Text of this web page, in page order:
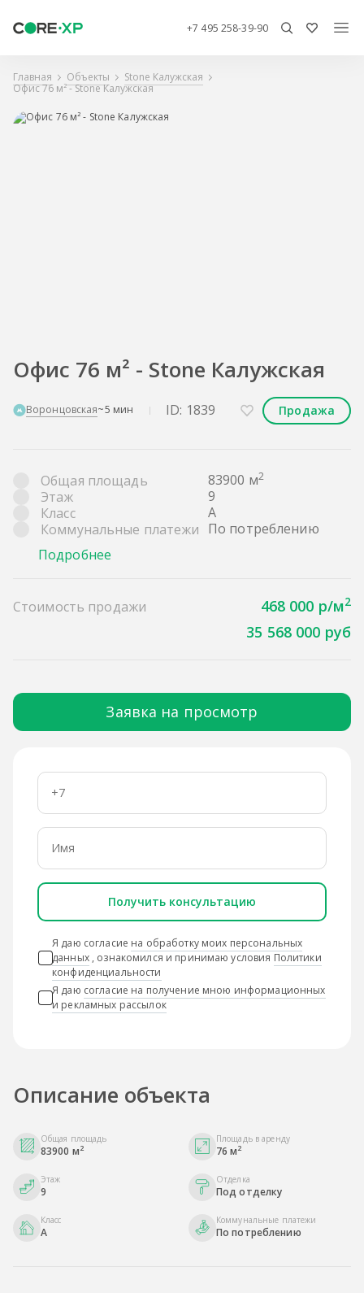
+7 495 258-39-90
Главная Объекты
Stone Калужская
Офис 76 м² - Stone Калужская
Офис 76 м² - Stone Калужская
Воронцовская~5 мин ID: 1839 Продажа
Общая площадь 83900 м2
Этаж
9
Класс
A
Коммунальные платежи По потреблению
Подробнее
Стоимость продажи 468 000 р/м2
35 568 000 руб
Заявка на просмотр
Получить консультацию
Я даю согласие на обработку моих персональных
данных, ознакомился и принимаю условия Политики
конфиденциальности
Я даю согласие на получение мною информационных
и рекламных рассылок
Описание объекта
Общая площадь
83900 м2
Площадь в аренду
76 м2
Этаж
9
Отделка
Под отделку
Класс
A
Коммунальные платежи
По потреблению